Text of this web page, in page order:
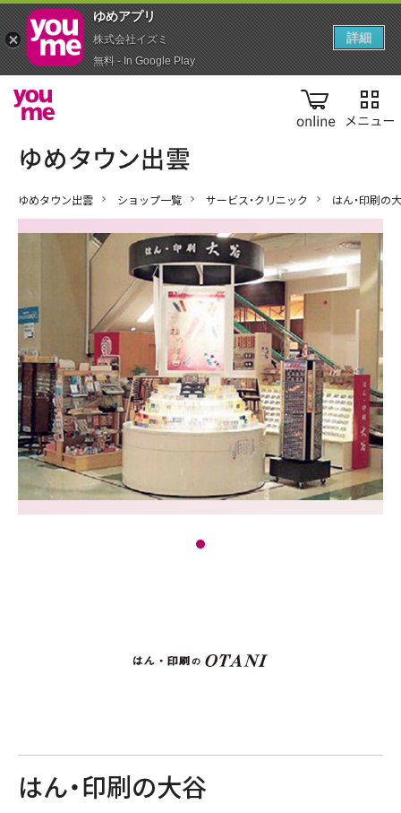
online
ゆめタウン出雲 ショップ一覧 サービス・クリニック はん・印刷の
はん・印刷の大谷
ゆめアプ‪リ‬
株式会社イズミ
無料 - In Google Play
詳細